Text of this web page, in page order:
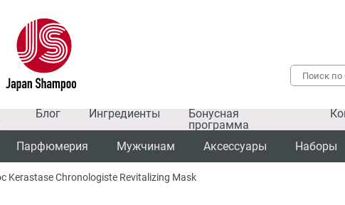
Блог Ингредиенты
Бонусная
программа
Парфюмерия Мужчинам Аксессуары Наборы
Chronologiste Revitalizing Mask